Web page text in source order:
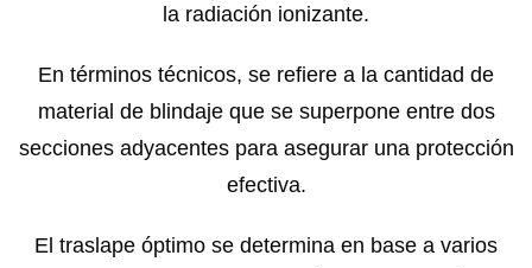
la radiación ionizante.
En términos técnicos, se refiere a la cantidad de
material de blindaje que se superpone entre dos
secciones adyacentes para asegurar una protección
efectiva.
El traslape óptimo se determina en base a varios